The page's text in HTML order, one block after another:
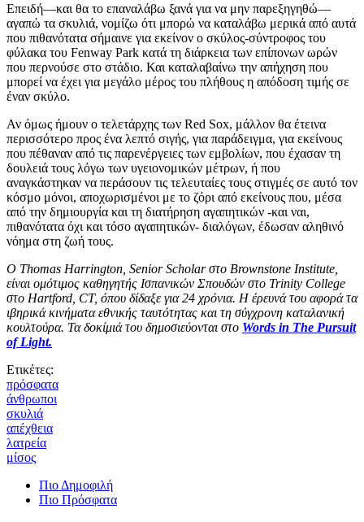
Επειδή—και θα το επαναλάβω ξανά για να μην παρεξηγηθώ—
αγαπώ τα σκυλιά, νομίζω ότι μπορώ να καταλάβω μερικά από αυτά
που πιθανότατα σήμαινε για εκείνον ο σκύλος-σύντροφος του
φύλακα του Fenway Park κατά τη διάρκεια των επίπονων ωρών
που περνούσε στο στάδιο. Και καταλαβαίνω την απήχηση που
μπορεί να έχει για μεγάλο μέρος του πλήθους η απόδοση τιμής σε
έναν σκύλο.
Αν όμως ήμουν ο τελετάρχης των Red Sox, μάλλον θα έτεινα
περισσότερο προς ένα λεπτό σιγής, για παράδειγμα, για εκείνους
που πέθαναν από τις παρενέργειες των εμβολίων, που έχασαν τη
δουλειά τους λόγω των υγειονομικών μέτρων, ή που
αναγκάστηκαν να περάσουν τις τελευταίες τους στιγμές σε αυτό τον
κόσμο μόνοι, αποχωρισμένοι με το ζόρι από εκείνους που, μέσα
από την δημιουργία και τη διατήρηση αγαπητικών -και ναι,
πιθανότατα όχι και τόσο αγαπητικών- διαλόγων, έδωσαν αληθινό
νόημα στη ζωή τους.
Ο Thomas Harrington, Senior Scholar στο Brownstone Institute,
είναι ομότιμος καθηγητής Ισπανικών Σπουδών στο Trinity College
στο Hartford, CT, όπου δίδαξε για 24 χρόνια. Η έρευνά του αφορά τα
ιβηρικά κινήματα εθνικής ταυτότητας και τη σύγχρονη καταλανική
κουλτούρα. Τα δοκίμιά του δημοσιεύονται στο Words in The Pursuit
of Light.
Ετικέτες:
πρόσφατα
άνθρωποι
σκυλιά
απέχθεια
λατρεία
μίσος
Πιο Δημοφιλή
Πιο Πρόσφατα